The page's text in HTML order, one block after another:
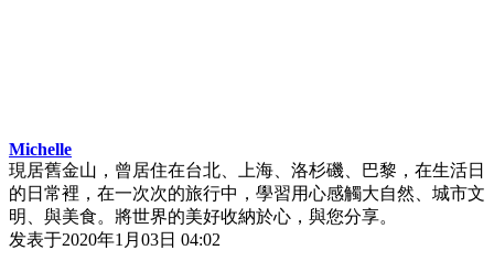
Michelle
現居舊金山，曾居住在台北、上海、洛杉磯、巴黎，在生活日
的日常裡，在一次次的旅行中，學習用心感觸大自然、城市文
明、與美食。將世界的美好收納於心，與您分享。
发表于2020年1月03日 04:02